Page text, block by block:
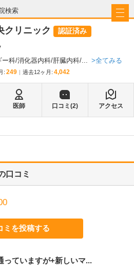
検索
クリニック 認証済み
ー科 消化器内科 肝臓内科 ... 全てみる
: 249 過去12ヶ月: 4,042
医師 口コミ(2) アクセス
口コミ
ミを投稿する
っていますが+新しいマ...